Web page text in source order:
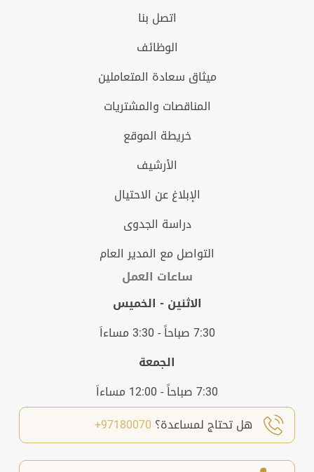
اتصل بنا
الوظائف
ميثاق سعادة المتعاملين
المناقصات والمشتريات
خريطة الموقع
الأرشيف
الإبلاغ عن الاحتيال
دراسة الجدوى
التواصل مع المدير العام
ساعات العمل
الاثنين - الخميس
7:30 صباحاً - 3:30 مساءاَ
الجمعة
7:30 صباحاً - 12:00 مساءاَ
هل تحتاج لمساعدة؟ 97180070+